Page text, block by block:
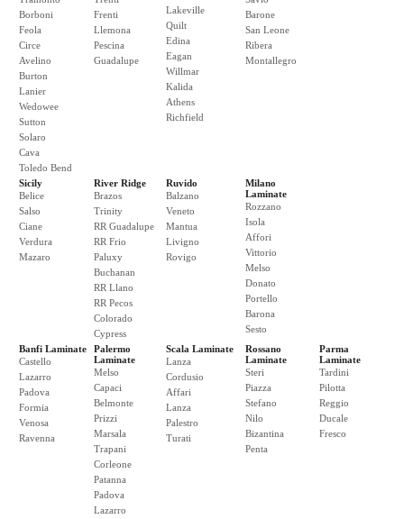
Borboni
Feola
Circe
Avelino
Burton
Lanier
Wedowee
Sutton
Solaro
Cava
Toledo Bend
Frenti
Llemona
Pescina
Guadalupe
Lakeville
Quilt
Edina
Eagan
Willmar
Kalida
Athens
Richfield
Barone
San Leone
Ribera
Montallegro
Sicily
Belice
Salso
Ciane
Verdura
Mazaro
River Ridge
Brazos
Trinity
RR Guadalupe
RR Frio
Paluxy
Buchanan
RR Llano
RR Pecos
Colorado
Cypress
Ruvido
Balzano
Veneto
Mantua
Livigno
Rovigo
Milano
Laminate
Rozzano
Isola
Affori
Vittorio
Melso
Donato
Portello
Barona
Sesto
Banfi Laminate
Castello
Lazarro
Padova
Formia
Venosa
Ravenna
Palermo
Laminate
Melso
Capaci
Belmonte
Prizzi
Marsala
Trapani
Corleone
Patanna
Padova
Lazarro
Scala Laminate
Lanza
Cordusio
Affari
Lanza
Palestro
Turati
Rossano
Laminate
Steri
Piazza
Stefano
Nilo
Bizantina
Penta
Parma
Laminate
Tardini
Pilotta
Reggio
Ducale
Fresco